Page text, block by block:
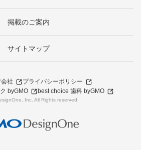
掲載のご案内
サイトマップ
社
プライバシーポリシー
byGMO
best choice 歯科 byGMO
Inc. All Rights reserved.